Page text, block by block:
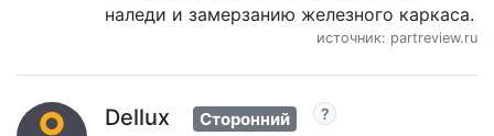
наледи и замерзанию железного каркаса.
источник: partreview.ru
Dellux Сторонний